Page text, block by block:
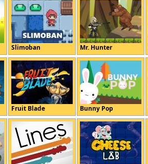
Slimoban Mr. Hunter
Fruit Blade Bunny Pop